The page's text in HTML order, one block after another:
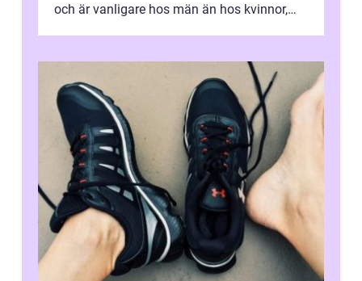
och är vanligare hos män än hos kvinnor,